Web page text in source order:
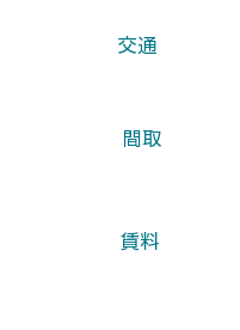
​交通
​間取
​賃料